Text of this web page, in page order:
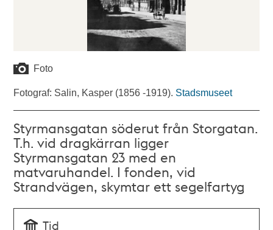
Foto
Fotograf: Salin, Kasper (1856 -1919). Stadsmuseet
Styrmansgatan söderut från Storgatan.
T.h. vid dragkärran ligger
Styrmansgatan 23 med en
matvaruhandel. I fonden, vid
Strandvägen, skymtar ett segelfartyg
Tid